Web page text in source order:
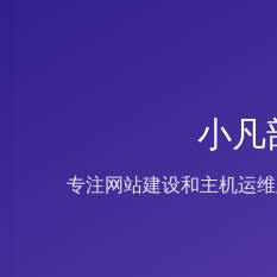
小凡
专注网站建设和主机运